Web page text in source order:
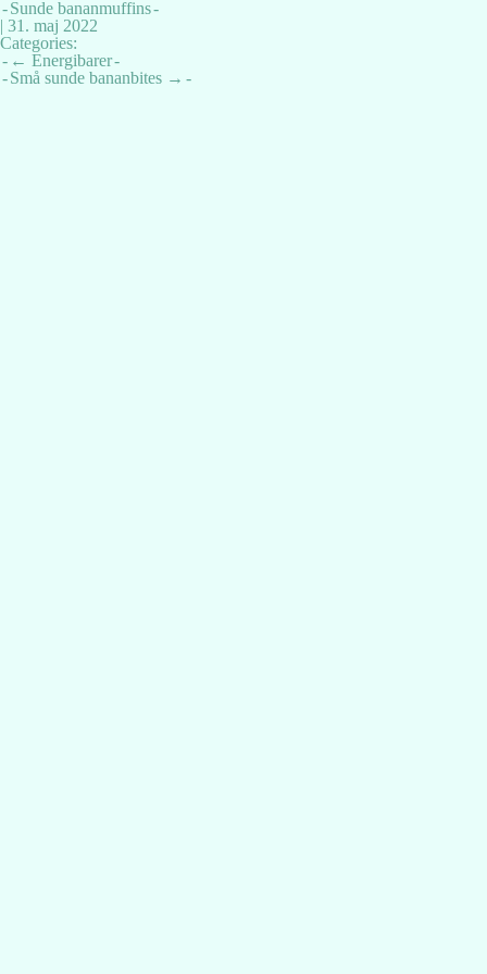
Sunde bananmuffins
| 31. maj 2022
Categories:
Indlægsnavigation
← Energibarer
Små sunde bananbites →